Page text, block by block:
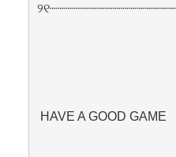
୨୧
HAVE A GOOD GAME